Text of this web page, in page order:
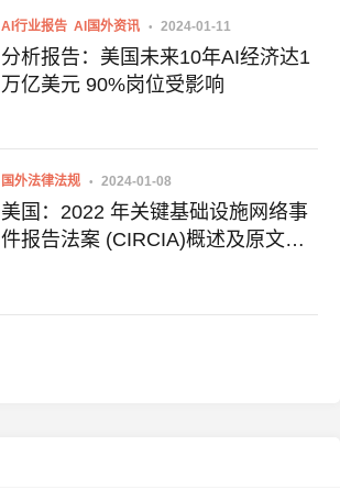
AI行业报告 AI国外资讯 2024-01-11
分析报告：美国未来10年AI经济达1
万亿美元 90%岗位受影响
国外法律法规 2024-01-08
美国：2022 年关键基础设施网络事
件报告法案 (CIRCIA)概述及原文下